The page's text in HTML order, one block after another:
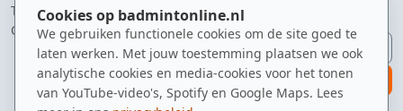
Cookies op badmintonline.nl
We gebruiken functionele cookies om de site goed te
laten werken. Met jouw toestemming plaatsen we ook
analytische cookies en media-cookies voor het tonen
van YouTube-video's, Spotify en Google Maps. Lees
Tip de redactie
Contact
laatste badmintonnieuws.
E-mailadres
aanmelden